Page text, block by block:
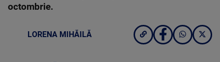
octombrie.
LORENA MIHĂILĂ